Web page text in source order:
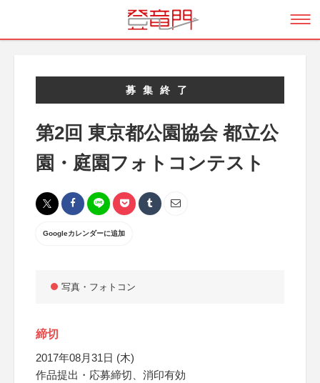
募集終了
第2回 東京都公園協会 都立公
園・庭園フォトコンテスト
Googleカレンダーに追加
写真・フォトコン
締切
2017年08月31日 (木)
作品提出・応募締切、消印有効